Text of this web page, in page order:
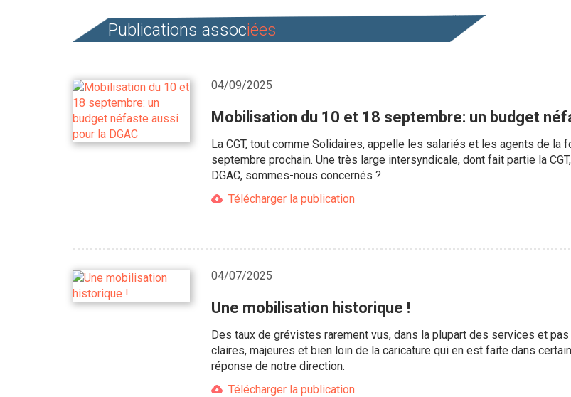
Publications associées
04/09/2025
Mobilisation du 10 et 18 septembre: un budget
La CGT, tout comme Solidaires, appelle les salariés et les agents de
septembre prochain. Une très large intersyndicale, dont fait partie la
DGAC, sommes-nous concernés ?
Télécharger la publication
04/07/2025
Une mobilisation historique !
Des taux de grévistes rarement vus, dans la plupart des services et
claires, majeures et bien loin de la caricature qui en est faite dans
réponse de notre direction.
Télécharger la publication